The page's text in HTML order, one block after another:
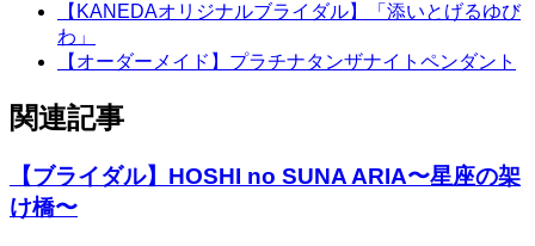
【KANEDAオリジナルブライダル】「添いとげるゆび
わ」
【オーダーメイド】プラチナタンザナイトペンダント
関連記事
【ブライダル】HOSHI no SUNA ARIA〜星座の架
け橋〜